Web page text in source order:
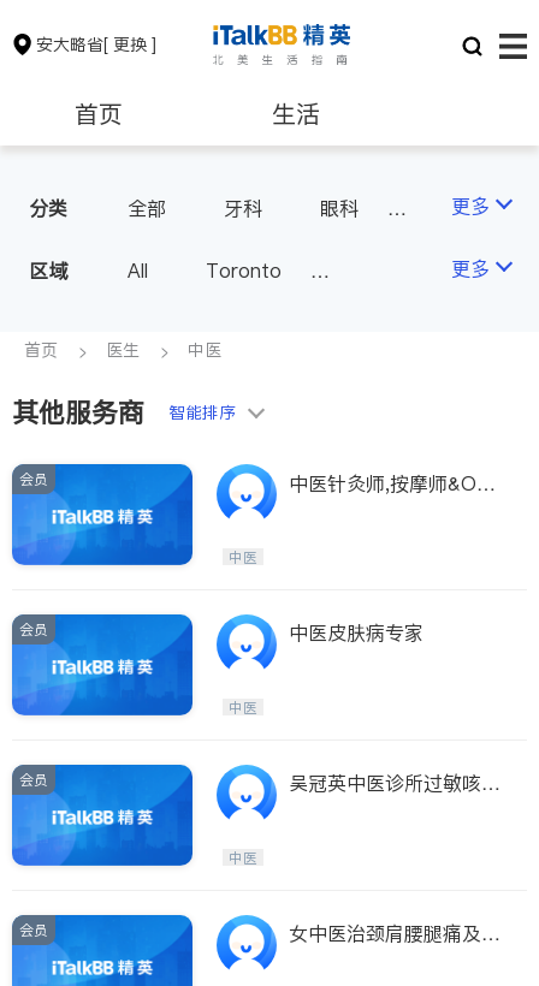
安大略省[ 更换 ]
首页 生活
保险理财 房地产租售
银行贷款
建筑装修
分类 全部 牙科
眼科
耳鼻喉科
医生-其它
家庭医生
更多
区域 All
Toronto
Scarborough
North York
Brampton
Kitchener
Newmarket
Stouffville
Maple
Waterloo
Guelph
Oshawa
Niagara Falls
Pickering
Concord
Port Perry
更多
首页 医生 中医
其他服务商 智能排序
会员
中医针灸师,按摩师&Ost
中医
会员 中医皮肤病专家
中医
会员
吴冠英中医诊所过敏咳喘
中医
会员
女中医治颈肩腰腿痛及病